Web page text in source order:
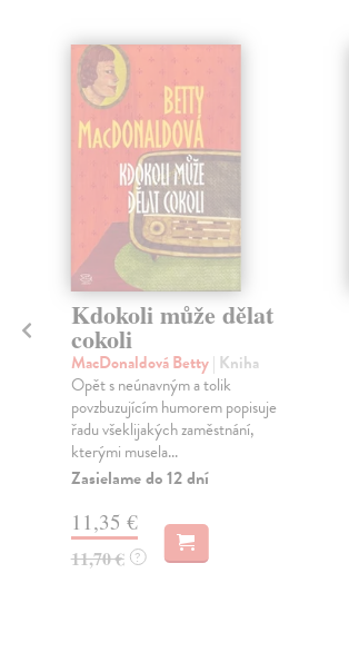
Kdokoli může dělat
cokoli
MacDonaldová Betty| Kniha
Opět s neúnavným a tolik
povzbuzujícím humorem popisuje
řadu všeklijakých zaměstnání,
kterými musela...
Zasielame do 12 dní
11,35 €
11,70 € ?